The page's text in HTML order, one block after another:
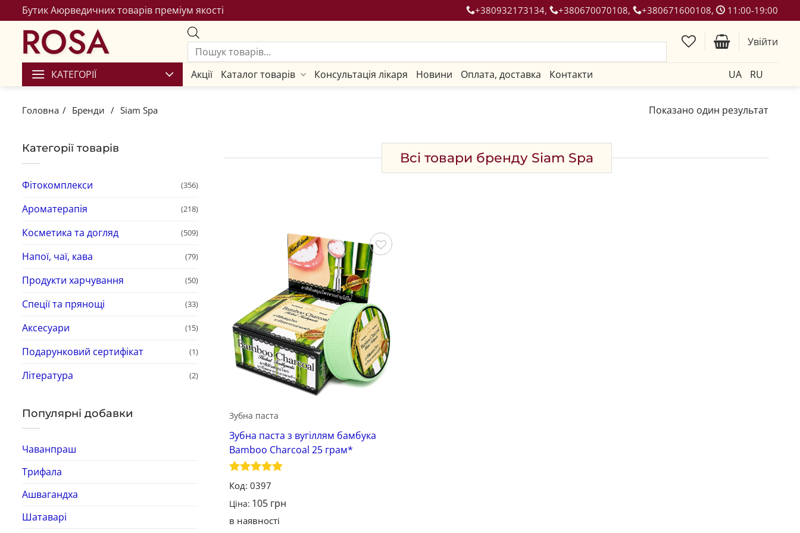
Бутик Аюрведичних товарів преміум якості +380932173134, +380670070108, +380671600108, 11:00-19:00
ROSA Увійти
КАТЕГОРІЇ Акції Каталог товарів Консультація лікаря Новини Оплата, доставка Контакти UA RU
Головна / Бренди / Siam Spa Показано один результат
Категорії товарів
Фітокомплекси (356)
Ароматерапія (218)
Косметика та догляд (509)
Напої, чаї, кава (79)
Продукти харчування (50)
Спеції та прянощі (33)
Аксесуари (15)
Подарунковий сертифікат (1)
Література (2)
Популярні добавки
Чаванпраш
Трифала
Ашвагандха
Шатаварі
Всі товари бренду Siam Spa
Зберегти
Зубна паста
Зубна паста з вугіллям бамбука
Bamboo Charcoal 25 грам*
Оцінено в
5з 5
Код: 0397
Ціна: 105 грн
в наявності